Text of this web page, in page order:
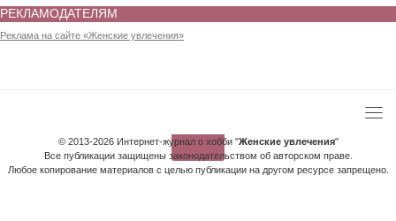
РЕКЛАМОДАТЕЛЯМ
Реклама на сайте «Женские увлечения»
© 2013-2026 Интернет-журнал о хобби "Женские увлечения"
Все публикации защищены законодательством об авторском праве.
Любое копирование материалов с целью публикации на другом ресурсе запрещено.